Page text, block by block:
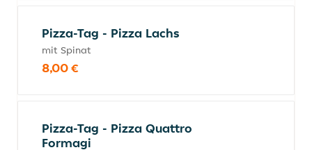
Pizza-Tag - Pizza Lachs
mit Spinat
8,00 €
Pizza-Tag - Pizza Quattro
Formagi